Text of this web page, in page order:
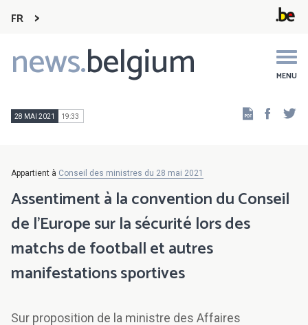
FR
news.belgium MENU
Main
navigation
28 MAI 2021 19:33
Appartient à Conseil des ministres du 28 mai 2021
Assentiment à la convention du Conseil
de l’Europe sur la sécurité lors des
matchs de football et autres
manifestations sportives
Sur proposition de la ministre des Affaires